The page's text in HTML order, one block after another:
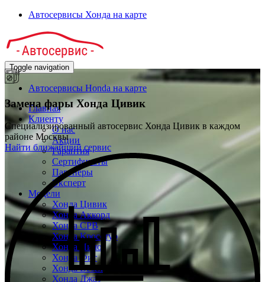
Автосервисы Хонда на карте
Toggle navigation
Автосервисы Honda на карте
Главная
Клиенту
О нас
Акции
Гарантия
Сертификаты
Партнёры
Эксперт
Модели
Хонда Цивик
Хонда Аккорд
Хонда СРВ
Хонда Кросстур
Хонда Пилот
Хонда Фит
Хонда Везел
Хонда Джаз
Замена фарыХонда Цивик
Специализированный автосервис Хонда Цивик в каждом
районе Москвы
Найти ближайший сервис